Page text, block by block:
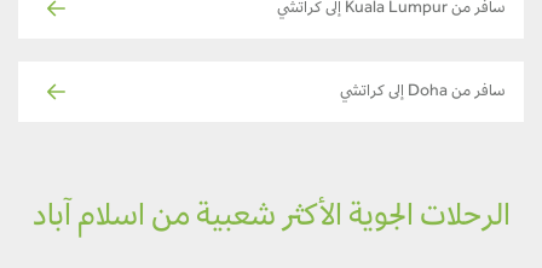
سافر من Kuala Lumpur إلى كراتشي
سافر من Doha إلى كراتشي
الرحلات الجوية الأكثر شعبية من اسلام آباد